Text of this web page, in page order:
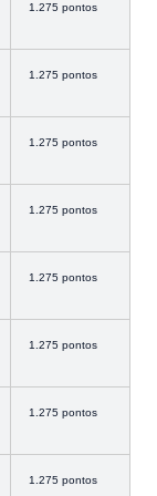
1.275 pontos
1.275 pontos
1.275 pontos
1.275 pontos
1.275 pontos
1.275 pontos
1.275 pontos
1.275 pontos